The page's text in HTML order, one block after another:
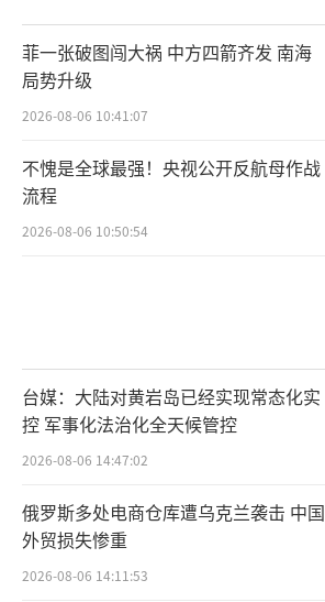
菲一张破图闯大祸 中方四箭齐发 南海
局势升级
2026-08-06 10:41:07
不愧是全球最强！央视公开反航母作战
流程
2026-08-06 10:50:54
台媒：大陆对黄岩岛已经实现常态化实
控 军事化法治化全天候管控
2026-08-06 14:47:02
俄罗斯多处电商仓库遭乌克兰袭击 中国
外贸损失惨重
2026-08-06 14:11:53